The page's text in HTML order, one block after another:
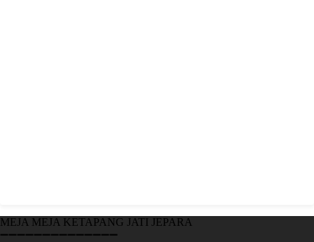
MEJA MEJA KETAPANG JATI JEPARA
➖➖➖➖➖➖➖➖➖➖➖➖➖➖